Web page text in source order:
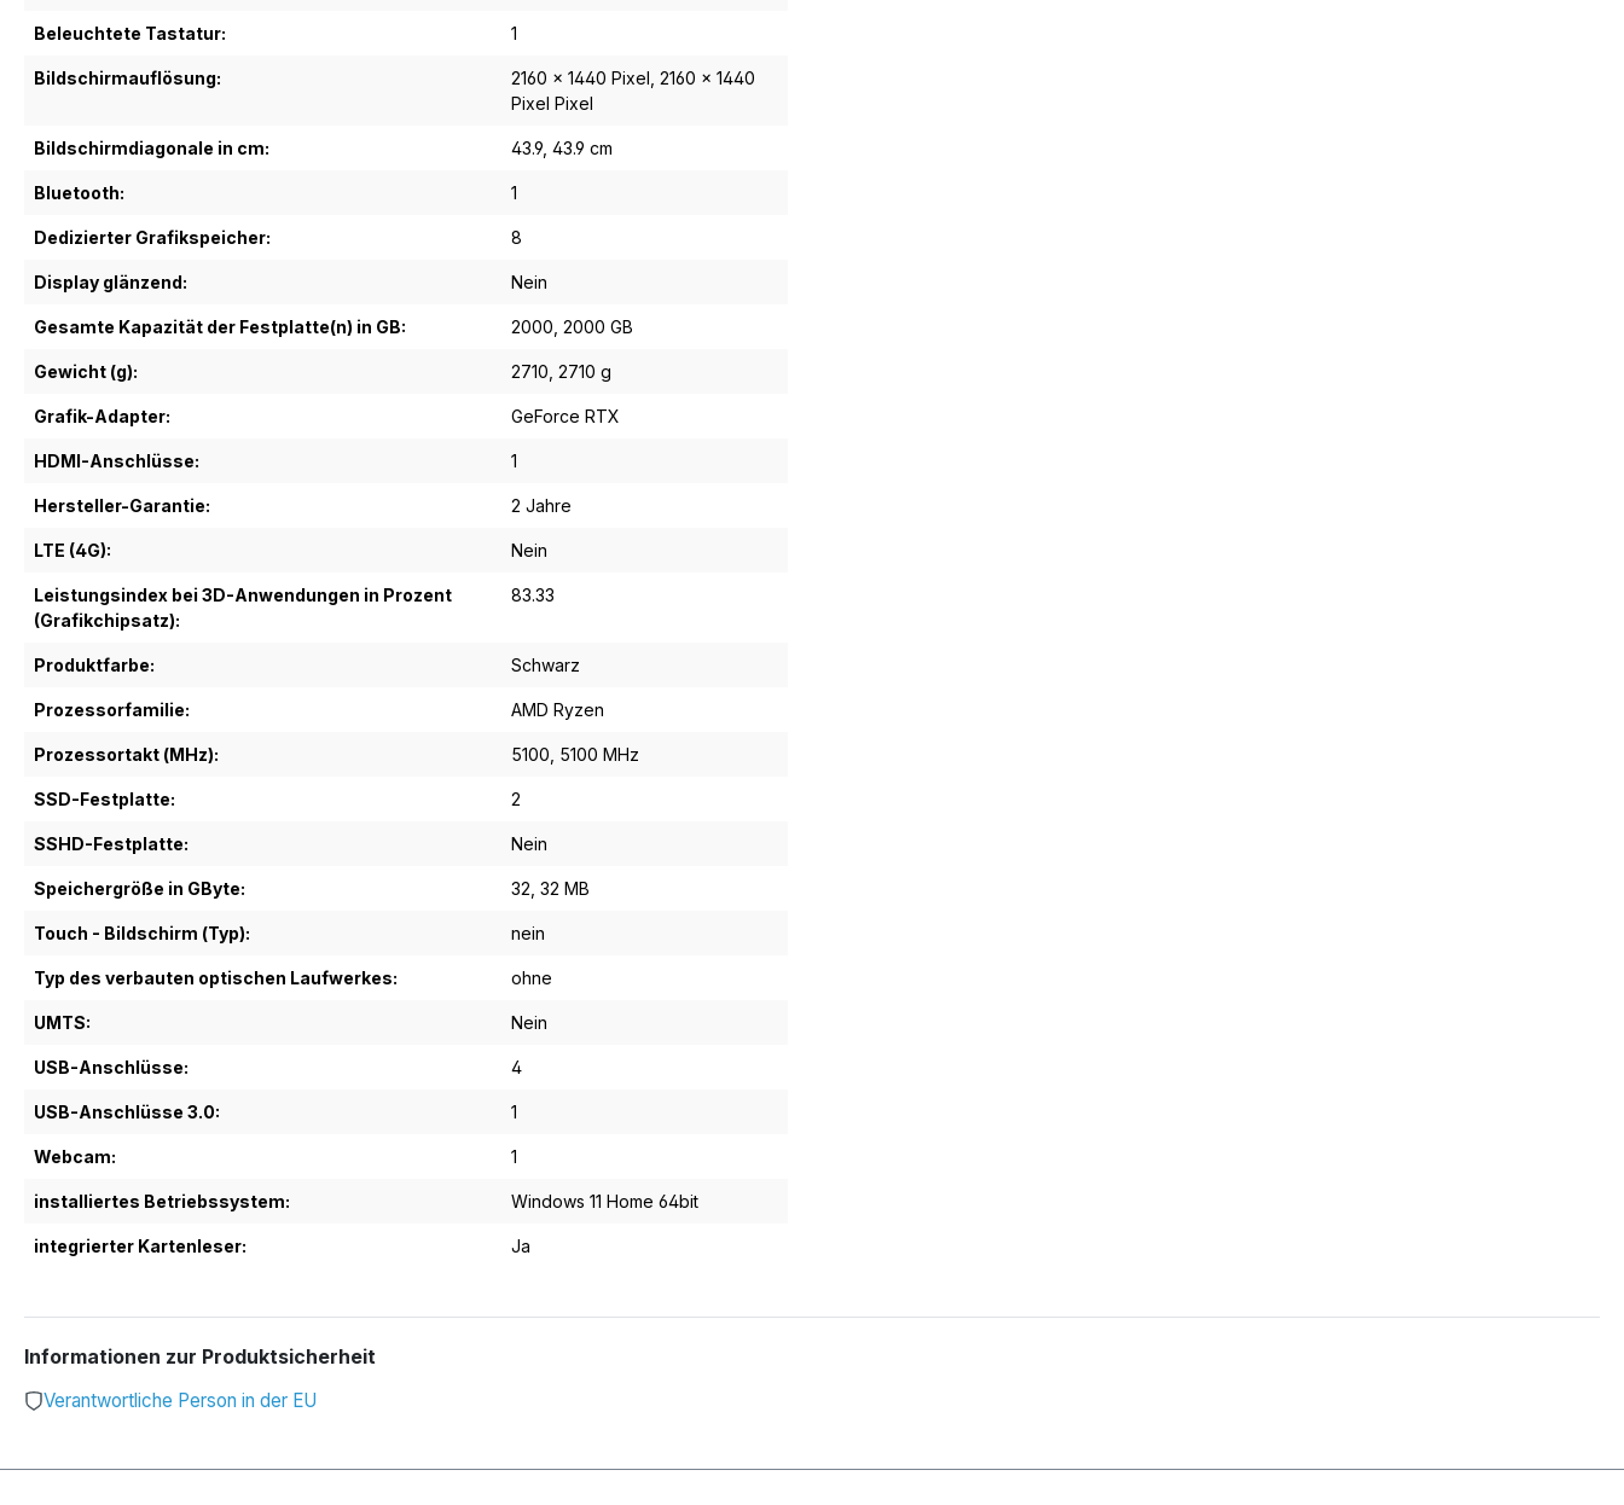
Beleuchtete Tastatur: 1
Bildschirmauflösung: 2160 x 1440 Pixel , 2160 x 1440
Pixel Pixel
Bildschirmdiagonale in cm: 43.9 , 43.9 cm
Bluetooth: 1
Dedizierter Grafikspeicher: 8
Display glänzend: Nein
Gesamte Kapazität der Festplatte(n) in GB: 2000 , 2000 GB
Gewicht (g): 2710 , 2710 g
Grafik-Adapter: GeForce RTX
HDMI-Anschlüsse: 1
Hersteller-Garantie: 2 Jahre
LTE (4G): Nein
Leistungsindex bei 3D-Anwendungen in Prozent
(Grafikchipsatz):
83.33
Produktfarbe: Schwarz
Prozessorfamilie: AMD Ryzen
Prozessortakt (MHz): 5100 , 5100 MHz
SSD-Festplatte: 2
SSHD-Festplatte: Nein
Speichergröße in GByte: 32 , 32 MB
Touch - Bildschirm (Typ): nein
Typ des verbauten optischen Laufwerkes: ohne
UMTS: Nein
USB-Anschlüsse: 4
USB-Anschlüsse 3.0: 1
Webcam: 1
installiertes Betriebssystem: Windows 11 Home 64bit
integrierter Kartenleser: Ja
Informationen zur Produktsicherheit
Verantwortliche Person in der EU